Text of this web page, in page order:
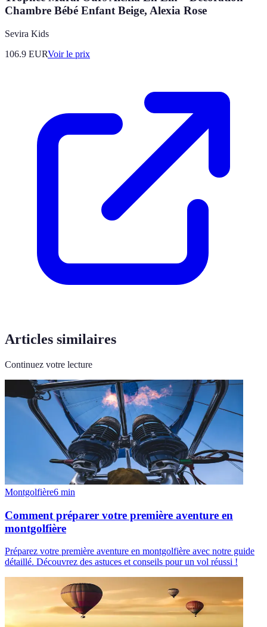
Chambre Bébé Enfant Beige, Alexia Rose
Sevira Kids
106.9 EURVoir le prix
Articles similaires
Continuez votre lecture
Montgolfière6 min
Comment préparer votre première aventure en
montgolfière
Préparez votre première aventure en montgolfière avec notre guide
détaillé. Découvrez des astuces et conseils pour un vol réussi !